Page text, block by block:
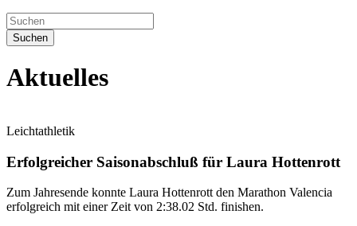
Suchen
Aktuelles
Leichtathletik
Erfolgreicher Saisonabschluß für Laura Hottenrott
Zum Jahresende konnte Laura Hottenrott den Marathon Valencia
erfolgreich mit einer Zeit von 2:38.02 Std. finishen.